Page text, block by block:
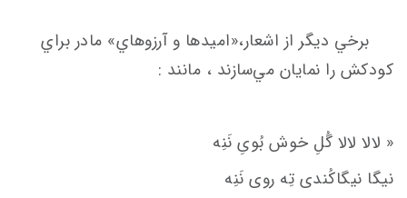
برخي ديگر از اشعار،«امیدها و آرزوهاي» مادر براي
كودكش را نمايان‌ مي‌سازند ، مانند :
« لالا لالا گُلِ خوش بُویِ نَنِه
نیگا نیگاکُندی تِه روی نَنِه